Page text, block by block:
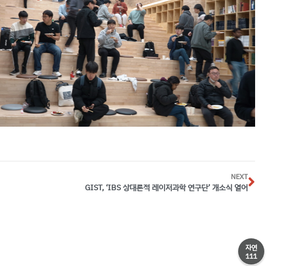
자연
111
NEXT
GIST, ‘IBS 상대론적 레이저과학 연구단’ 개소식 열어